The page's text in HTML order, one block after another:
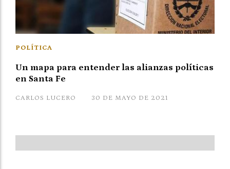
Un mapa para entender las alianzas políticas
en Santa Fe
CARLOS LUCERO
POLÍTICA
30 DE MAYO DE 2021